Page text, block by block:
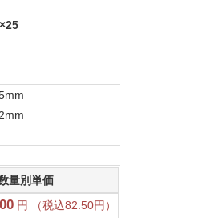
量別単価
円 （税込82.50円）